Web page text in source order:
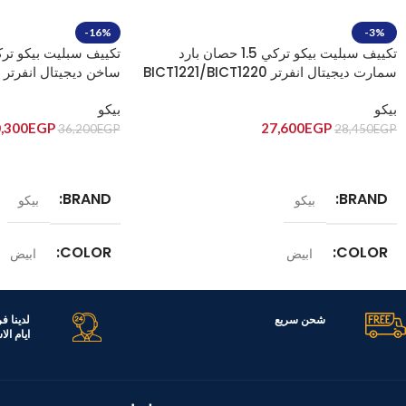
-3%
تكييف سبليت بيكو تركي 1.5 حصان بارد
سمارت ديجيتال انفرتر BICT1221/BICT1220
بيكو
28,450EGP
27,600EGP
BRAND بيكو
COLOR ابيض
-16%
ساخن ديجيتال
بيكو
36,200EGP
EGP
BRAND بيكو
COLOR ابيض
شحن سريع
لدينا
ايام